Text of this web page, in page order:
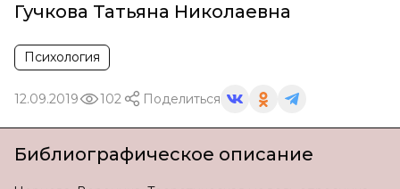
Гучкова Татьяна Николаевна
Психология
12.09.2019 102 Поделиться
Библиографическое описание